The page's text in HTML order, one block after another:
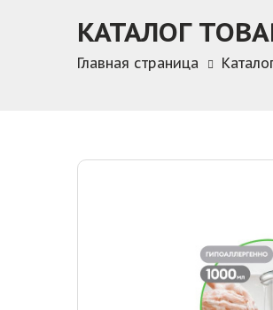
КАТАЛОГ
Главная страница